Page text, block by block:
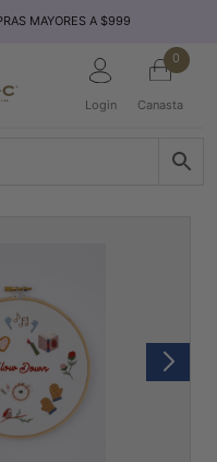
MAYORES A $999
Login
0
Canasta